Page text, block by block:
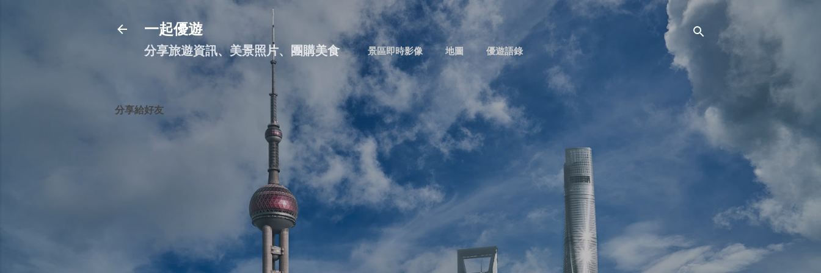
跳到主要內容
一起優遊
分享旅遊資訊、美景照片、團購美食 景區即時影像 地圖 優遊語錄
分享給好友